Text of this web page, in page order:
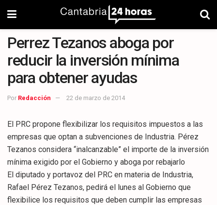
Perrez Tezanos aboga por
reducir la inversión mínima
para obtener ayudas
Por Redacción 22 de marzo de 2014
El PRC propone flexibilizar los requisitos impuestos a las
empresas que optan a subvenciones de Industria. Pérez
Tezanos considera “inalcanzable” el importe de la inversión
mínima exigido por el Gobierno y aboga por rebajarlo
El diputado y portavoz del PRC en materia de Industria,
Rafael Pérez Tezanos, pedirá el lunes al Gobierno que
flexibilice los requisitos que deben cumplir las empresas